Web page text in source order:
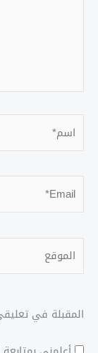
المقبلة في